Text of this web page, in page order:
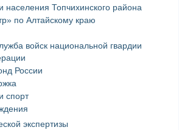
населения Топчихинского района
по Алтайскому краю
войск национальной гвардии
России
спорт
экспертизы